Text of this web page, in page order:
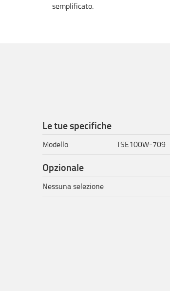
semplificato.
Le tue specifiche
Modello TSE100W-709
Opzionale
Nessuna selezione